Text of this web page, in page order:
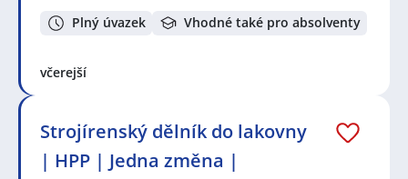
Plný úvazek Vhodné také pro absolventy
včerejší
Strojírenský dělník do lakovny
| HPP | Jedna změna |